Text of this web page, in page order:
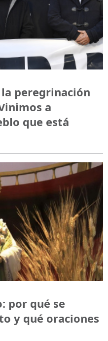
peregrinación
a
que está
por qué se
y qué oraciones